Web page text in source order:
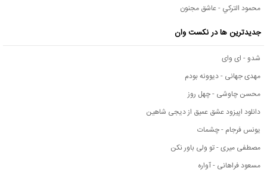
محمود التركي - عاشق مجنون
جدیدترین ها در نکست وان
شدو - ای وای
مهدی جهانی - دیوونه بودم
محسن چاوشی - چهل روز
دانلود اپیزود عشق عمیق از دیجی شاهین
یونس فرجام - چشمات
مصطفی میری - تو ولی باور نکن
مسعود فراهانی - آواره